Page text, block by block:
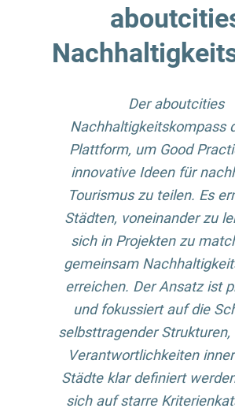
Der aboutcities
Nachhaltigkeitskompass
Plattform, um Good
innovative Ideen für
Tourismus zu teilen. Es
Städten, voneinander zu
sich in Projekten zu
gemeinsam
erreichen. Der Ansatz ist
und fokussiert auf die
selbsttragender Strukturen,
Verantwortlichkeiten
Städte klar definiert
sich auf starre